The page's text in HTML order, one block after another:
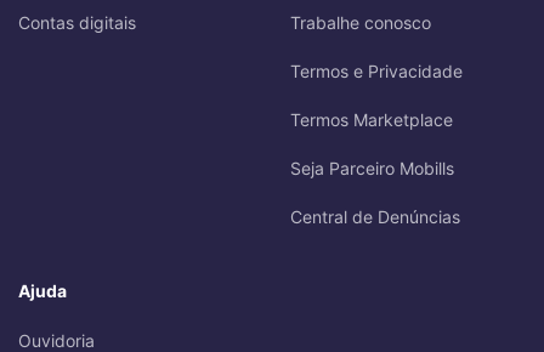
Contas digitais Trabalhe conosco
Termos e Privacidade
Termos Marketplace
Seja Parceiro Mobills
Central de Denúncias
Ajuda
Ouvidoria